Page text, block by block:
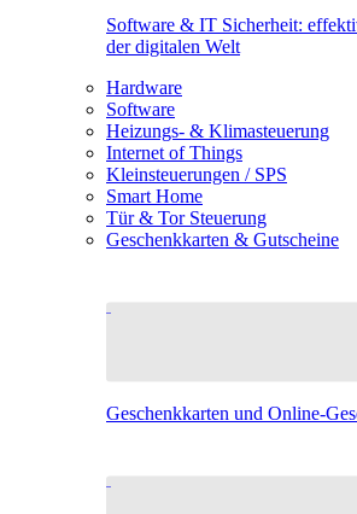
Software & IT Sicherheit:
der digitalen Welt
Hardware
Software
Heizungs- & Klimasteuerung
Internet of Things
Kleinsteuerungen / SPS
Smart Home
Tür & Tor Steuerung
Geschenkkarten & Gutscheine
Geschenkkarten und Online-